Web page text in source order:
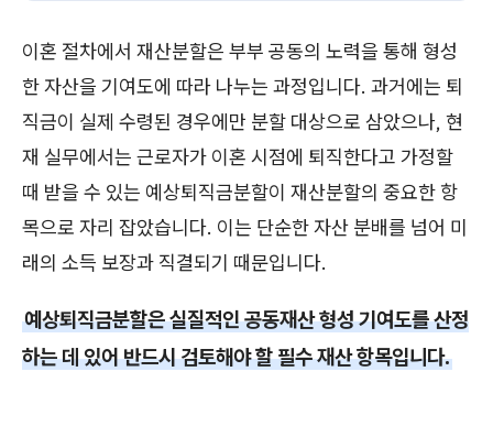
이혼 절차에서 재산분할은 부부 공동의 노력을 통해 형성
한 자산을 기여도에 따라 나누는 과정입니다. 과거에는 퇴
직금이 실제 수령된 경우에만 분할 대상으로 삼았으나, 현
재 실무에서는 근로자가 이혼 시점에 퇴직한다고 가정할
때 받을 수 있는 예상퇴직금분할이 재산분할의 중요한 항
목으로 자리 잡았습니다. 이는 단순한 자산 분배를 넘어 미
래의 소득 보장과 직결되기 때문입니다.
예상퇴직금분할은 실질적인 공동재산 형성 기여도를 산정
하는 데 있어 반드시 검토해야 할 필수 재산 항목입니다.